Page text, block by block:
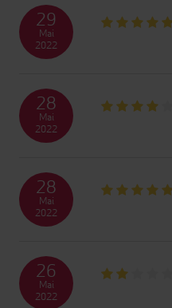
29
Mai
2022
28
Mai
2022
28
Mai
2022
26
Mai
2022